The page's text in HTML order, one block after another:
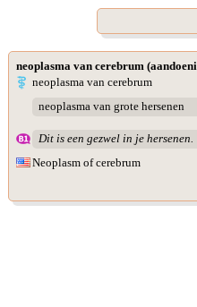
neoplasma van cerebrum
neoplasma van cerebrum
neoplasma van grote hersenen
Dit is een gezwel in je hersenen.
Neoplasm of cerebrum